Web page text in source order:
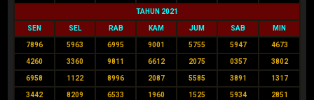
TAHUN 2021
SEN SEL RAB KAM JUM SAB MIN
7896 5963 6995 9001 5755 5947 4673
4260 3360 9811 6612 2075 0357 3802
6958 1122 8996 2087 5585 3891 1317
3442 8209 6533 1960 1525 5934 2851